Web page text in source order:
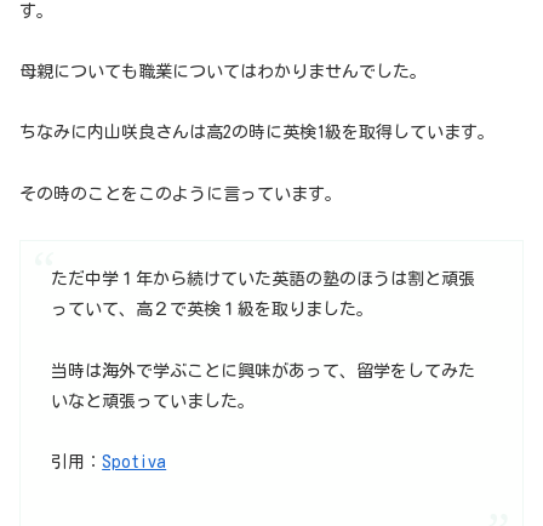
す。
母親についても職業についてはわかりませんでした。
ちなみに内山咲良さんは高2の時に英検1級を取得しています。
その時のことをこのように言っています。
ただ中学１年から続けていた英語の塾のほうは割と頑張
っていて、高２で英検１級を取りました。
当時は海外で学ぶことに興味があって、留学をしてみた
いなと頑張っていました。
引用：Spotiva